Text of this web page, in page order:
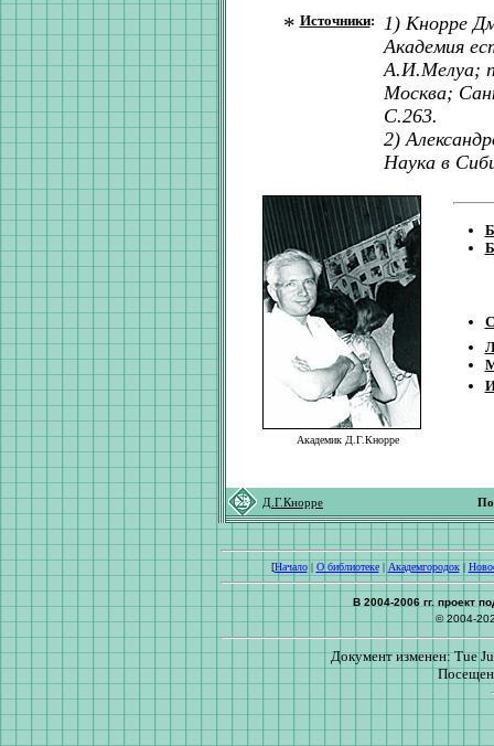
* Источники:
1) Кнорре
Академия
А.И.Мелуа;
Москва;
C.263.
2)
Наука в
Академик Д.Г.Кнорре
Д.Г.Кнорре
[Начало| О библиотеке| Академгородок|
В 2004-2006 гг. проект
© 2004-
Документ изменен: Tue